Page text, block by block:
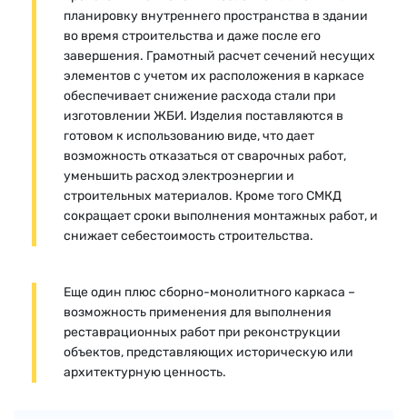
планировку внутреннего пространства в здании
во время строительства и даже после его
завершения. Грамотный расчет сечений несущих
элементов с учетом их расположения в каркасе
обеспечивает снижение расхода стали при
изготовлении ЖБИ. Изделия поставляются в
готовом к использованию виде, что дает
возможность отказаться от сварочных работ,
уменьшить расход электроэнергии и
строительных материалов. Кроме того СМКД
сокращает сроки выполнения монтажных работ, и
снижает себестоимость строительства.
Еще один плюс сборно-монолитного каркаса –
возможность применения для выполнения
реставрационных работ при реконструкции
объектов, представляющих историческую или
архитектурную ценность.